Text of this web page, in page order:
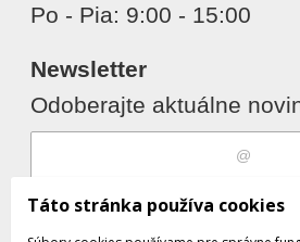
Po - Pia: 9:00 - 15:00
Newsletter
Odoberajte aktuálne
Súhlasím s
údajov
Táto stránka používa cookies